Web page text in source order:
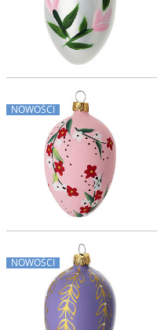
NOWOŚCI
NOWOŚCI